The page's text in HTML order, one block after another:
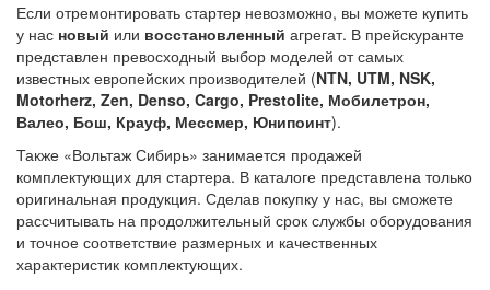
Если отремонтировать стартер невозможно, вы можете купить
у нас новый или восстановленный агрегат. В прейскуранте
представлен превосходный выбор моделей от самых
известных европейских производителей (NTN, UTM, NSK,
Motorherz, Zen, Denso, Cargo, Prestolite, Мобилетрон,
Валео, Бош, Крауф, Мессмер, Юнипоинт).
Также «Вольтаж Сибирь» занимается продажей
комплектующих для стартера. В каталоге представлена только
оригинальная продукция. Сделав покупку у нас, вы сможете
рассчитывать на продолжительный срок службы оборудования
и точное соответствие размерных и качественных
характеристик комплектующих.